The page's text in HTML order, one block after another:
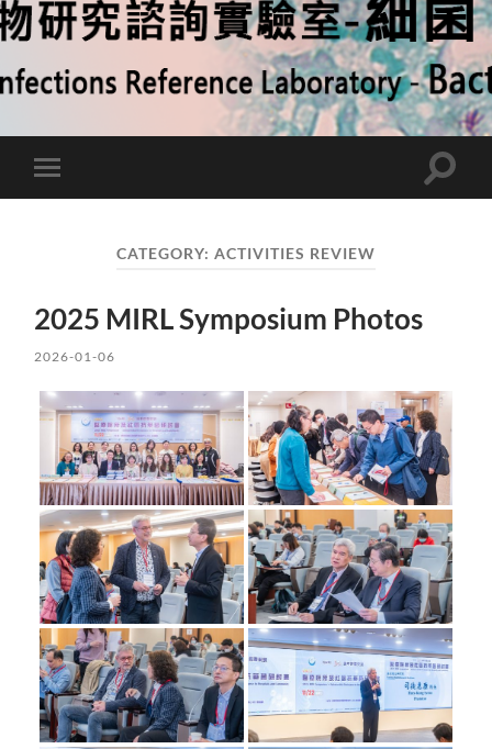
Toggle
mobile
Toggle
CATEGORY: ACTIVITIES REVIEW
2025 MIRL Symposium Photos
2026-01-06